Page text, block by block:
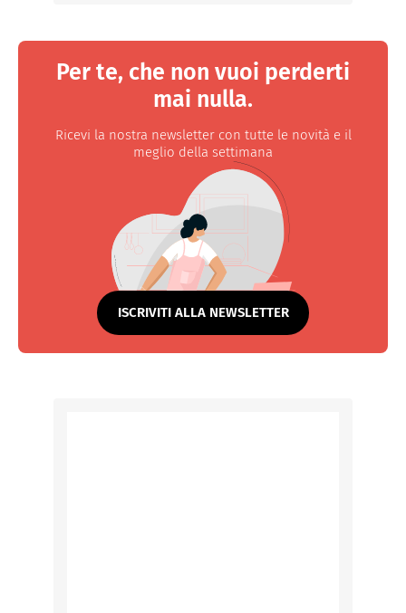
Per te, che non vuoi perderti
mai nulla.
Ricevi la nostra newsletter con tutte le novità e il
meglio della settimana
ISCRIVITI ALLA NEWSLETTER